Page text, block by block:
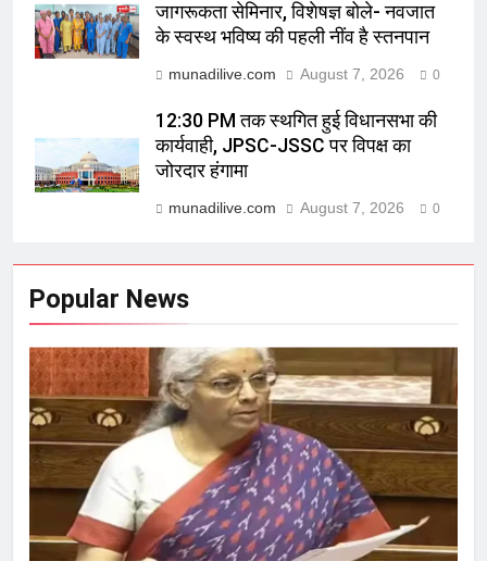
जागरूकता सेमिनार, विशेषज्ञ बोले- नवजात
के स्वस्थ भविष्य की पहली नींव है स्तनपान
munadilive.com August 7, 2026 0
12:30 PM तक स्थगित हुई विधानसभा की
कार्यवाही, JPSC-JSSC पर विपक्ष का
जोरदार हंगामा
munadilive.com August 7, 2026 0
Popular News